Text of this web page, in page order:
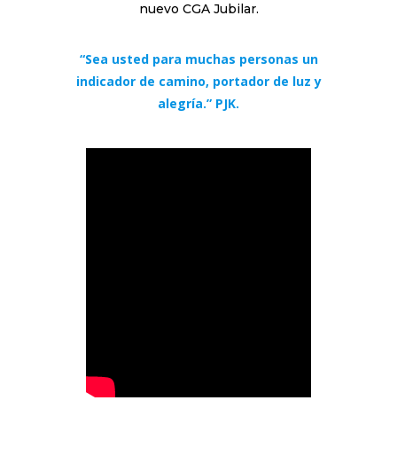
nuevo CGA Jubilar.
“Sea usted para muchas personas un
indicador de camino, portador de luz y
alegría.” PJK.